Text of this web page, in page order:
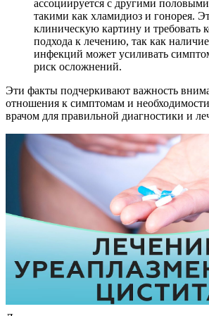
ассоциируется с другими
такими как хламидиоз и гонорея.
клиническую картину и требовать
подхода к лечению, так как
инфекций может усиливать
риск осложнений.
Эти факты подчеркивают важность
отношения к симптомам и
врачом для правильной диагностики и